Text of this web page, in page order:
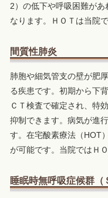
2）の低下や呼吸困難が
なります。ＨＯＴは当院
間質性肺炎
肺胞や細気管支の壁が肥
る疾患です。初期から下
ＣＴ検査で確定され、特
抑制できます。病気が進
す。在宅酸素療法（HOT
が可能です。当院ではＨ
睡眠時無呼吸症候群（